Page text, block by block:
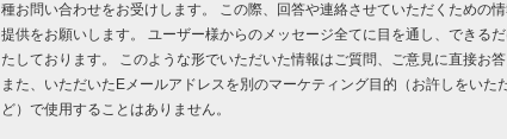
種お問い合わせをお受けします。 この際、回答や連絡させていただくための
提供をお願いします。 ユーザー様からのメッセージ全てに目を通し、できる
たしております。 このような形でいただいた情報はご質問、ご意見に直接お答
また、いただいたEメールアドレスを別のマーケティング目的（お許しをいた
ど）で使用することはありません。